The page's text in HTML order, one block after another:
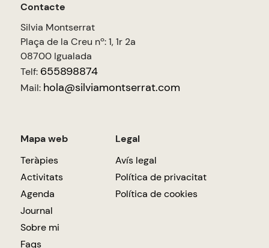
Contacte
Silvia Montserrat
Plaça de la Creu nº: 1, 1r 2a
08700 Igualada
Telf: 655898874
Mail: hola@silviamontserrat.com
Mapa web
Teràpies
Activitats
Agenda
Journal
Sobre mi
Faqs
Legal
Avís legal
Política de privacitat
Política de cookies